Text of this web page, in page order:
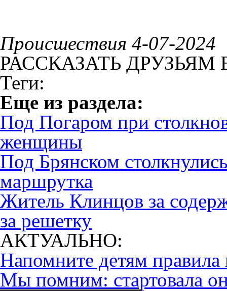
Происшествия 4-07-2024
РАССКАЗАТЬ ДРУЗЬЯМ
Теги:
Eще из раздела:
Под Погаром при
женщины
Под Брянском
маршрутка
Житель Клинцов за
за решетку
АКТУАЛЬНО:
Напомните детям правила
Мы помним: стартовала